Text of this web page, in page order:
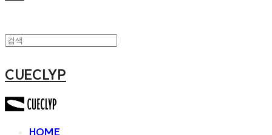
CUECLYP
HOME